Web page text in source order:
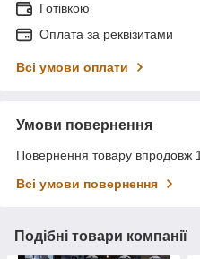
Готівкою
Оплата за реквізитами
Всі умови оплати
Умови повернення
Повернення товару впродовж
Всі умови повернення
Подібні товари компанії